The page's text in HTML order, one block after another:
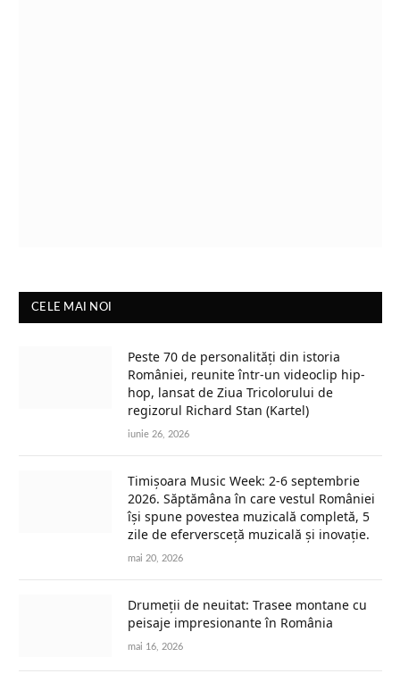
CELE MAI NOI
Peste 70 de personalități din istoria
României, reunite într-un videoclip hip-
hop, lansat de Ziua Tricolorului de
regizorul Richard Stan (Kartel)
iunie 26, 2026
Timișoara Music Week: 2-6 septembrie
2026. Săptămâna în care vestul României
își spune povestea muzicală completă, 5
zile de eferversceță muzicală și inovație.
mai 20, 2026
Drumeții de neuitat: Trasee montane cu
peisaje impresionante în România
mai 16, 2026